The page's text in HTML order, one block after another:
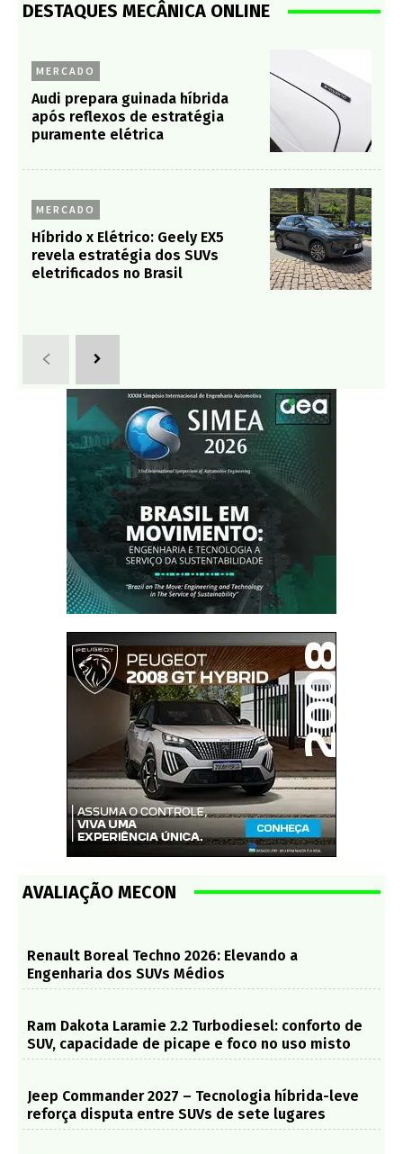
DESTAQUES MECÂNICA ONLINE
MERCADO
Audi prepara guinada híbrida
após reflexos de estratégia
puramente elétrica
MERCADO
Híbrido x Elétrico: Geely EX5
revela estratégia dos SUVs
eletrificados no Brasil
AVALIAÇÃO MECON
Renault Boreal Techno 2026: Elevando a
Engenharia dos SUVs Médios
Ram Dakota Laramie 2.2 Turbodiesel: conforto de
SUV, capacidade de picape e foco no uso misto
Jeep Commander 2027 – Tecnologia híbrida-leve
reforça disputa entre SUVs de sete lugares